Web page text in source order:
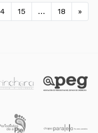
15 … 18 »